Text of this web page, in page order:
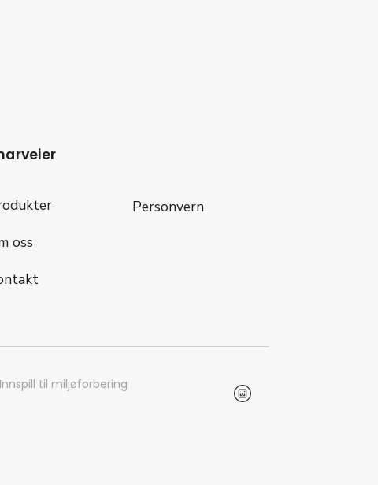
oss
Personvern
Innspill til miljøforbering